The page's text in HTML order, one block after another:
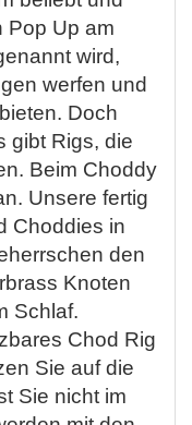
Pop Up am
wird,
werfen und
Doch
gibt Rigs, die
Beim Choddy
Unsere fertig
Choddies in
den
Knoten
Schlaf.
Chod Rig
Sie auf die
Sie nicht im